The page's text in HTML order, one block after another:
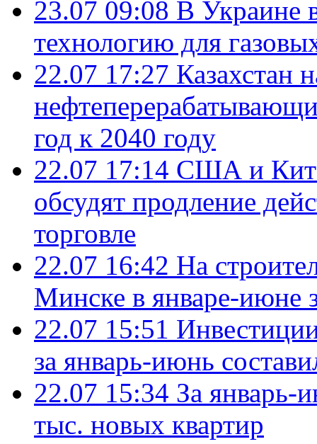
23.07 09:08 В Украине
технологию для
22.07 17:27 Казахстан
год к 2040 году
22.07 17:14 США и
обсудят продление
торговле
22.07 16:42 На
Минске в январе-июне
22.07 15:51
за январь-июнь
22.07 15:34 За январь-
тыс. новых квартир